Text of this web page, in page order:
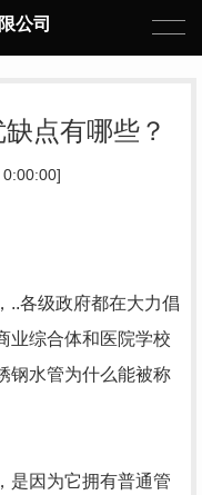
公司
点有哪些？
..各级政府都在大力倡
业综合体和医院学校
钢水管为什么能被称
是因为它拥有普通管